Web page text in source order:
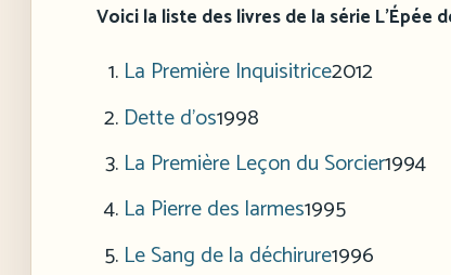
Voici la liste des livres de la série L’Épée
La Première Inquisitrice2012
Dette d’os1998
La Première Leçon du Sorcier1994
La Pierre des larmes1995
Le Sang de la déchirure1996